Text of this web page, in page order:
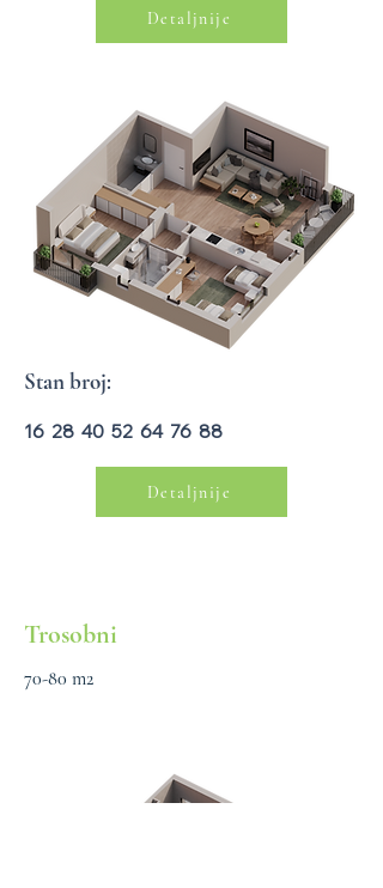
Detaljnije
Stan broj:
16 28 40 52 64 76 88
Detaljnije
Trosobni
70-80 m2